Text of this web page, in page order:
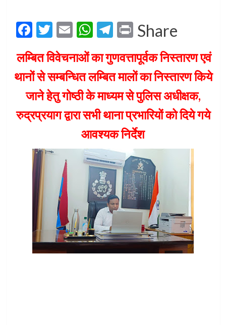
Facebook
Twitter
EmailWhatsApp
Telegram
Print
Share
लम्बित विवेचनाओं का गुणवत्तापूर्वक निस्तारण एवं
थानों से सम्बन्धित लम्बित मालों का निस्तारण किये
जाने हेतु गोष्ठी के माध्यम से पुलिस अधीक्षक,
रुद्रप्रयाग द्वारा सभी थाना प्रभारियों को दिये गये
आवश्यक निर्देश